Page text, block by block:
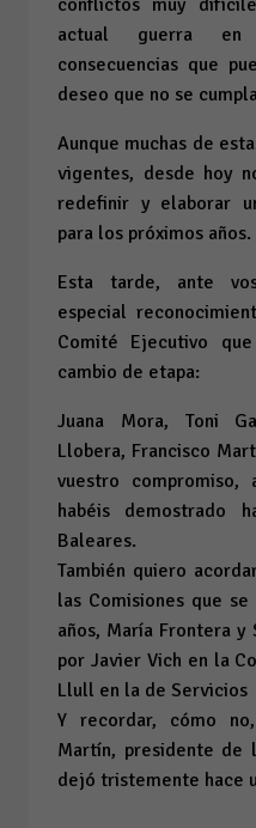
conflictos muy
actual guerra
consecuencias que
deseo que no se
Aunque muchas de
vigentes, desde hoy
redefinir y elaborar
para los próximos años.
Esta tarde, ante
especial
Comité Ejecutivo
cambio de etapa:
Juana Mora, Toni
Llobera, Francisco
vuestro
habéis demostrado
Baleares.
También quiero
las Comisiones que
años, María Frontera y
por Javier Vich en la
Llull en la de Servicios
Y recordar, cómo
Martín, presidente de
dejó tristemente hace